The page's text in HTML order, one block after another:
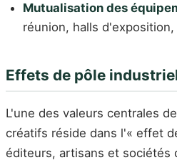
Mutualisation des
réunion, halls
Effets de pôle
L'une des valeurs centrales
créatifs réside dans l'« effet
éditeurs, artisans et sociétés